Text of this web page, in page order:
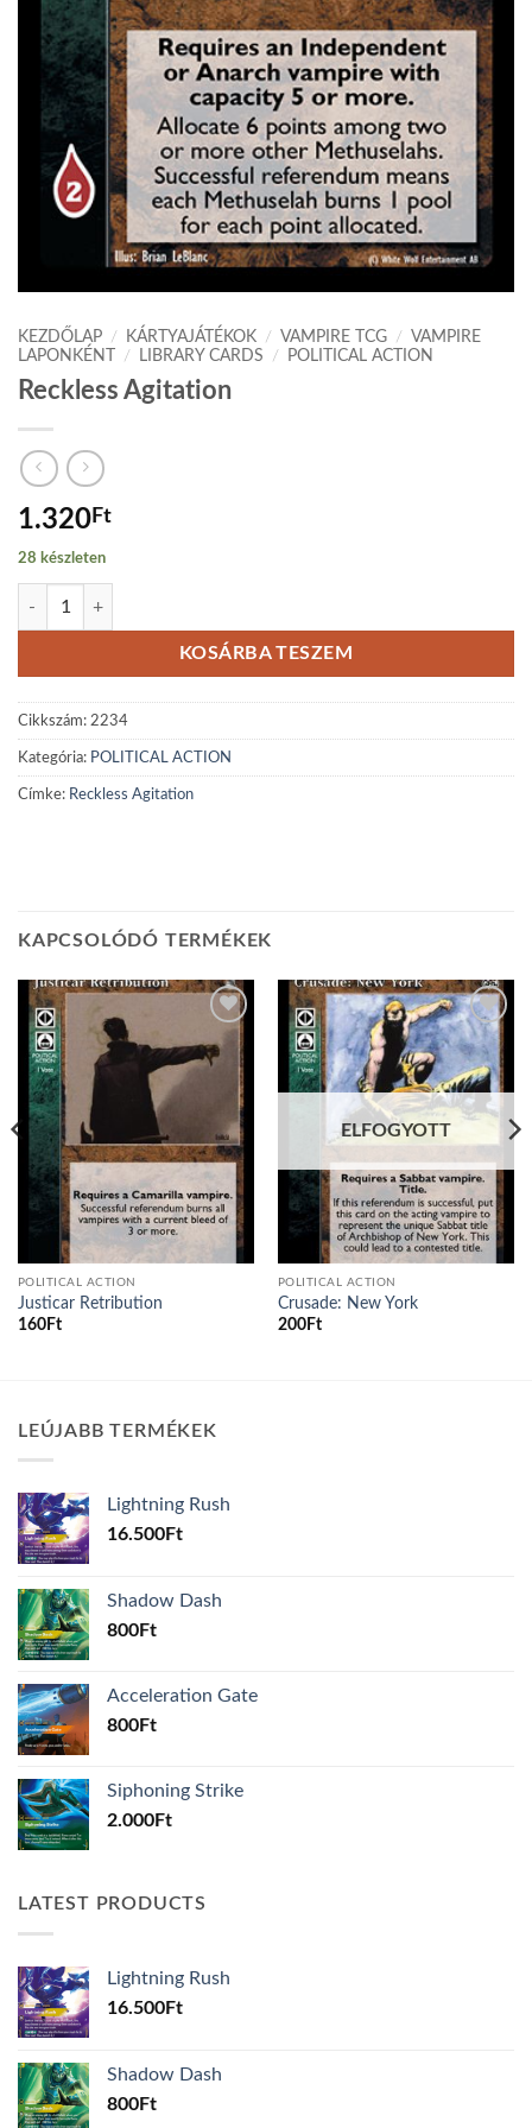
KEZDŐLAP / KÁRTYAJÁTÉKOK / VAMPIRE TCG /
VAMPIRE
LAPONKÉNT
/ LIBRARY CARDS / POLITICAL ACTION
Reckless Agitation
1.320Ft
28 készleten
Reckless Agitation mennyiség
KOSÁRBA TESZEM
Cikkszám: 2234
Kategória: POLITICAL ACTION
Címke: Reckless Agitation
KAPCSOLÓDÓ TERMÉKEK
Add to
wishlist
POLITICAL ACTION
Justicar Retribution
160Ft
Add to
wishlist
ELFOGYOTT
POLITICAL ACTION
Crusade: New York
200Ft
LEÚJABB TERMÉKEK
Lightning Rush
16.500Ft
Shadow Dash
800Ft
Acceleration Gate
800Ft
Siphoning Strike
2.000Ft
LATEST PRODUCTS
Lightning Rush
16.500Ft
Shadow Dash
800Ft